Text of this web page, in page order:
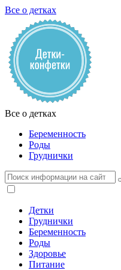
Все о детках
Все о детках
Беременность
Роды
Груднички
Детки
Груднички
Беременность
Роды
Здоровье
Питание